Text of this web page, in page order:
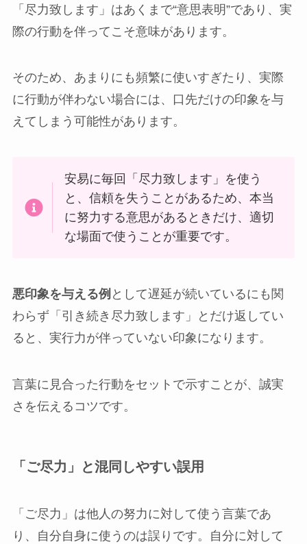
「尽力致します」はあくまで“意思表明”であり、実
際の行動を伴ってこそ意味があります。
そのため、あまりにも頻繁に使いすぎたり、実際
に行動が伴わない場合には、口先だけの印象を与
えてしまう可能性があります。
安易に毎回「尽力致します」を使う
と、信頼を失うことがあるため、本当
に努力する意思があるときだけ、適切
な場面で使うことが重要です。
悪印象を与える例 として遅延が続いているにも関
わらず「引き続き尽力致します」とだけ返してい
ると、実行力が伴っていない印象になります。
言葉に見合った行動をセットで示すことが、誠実
さを伝えるコツです。
「ご尽力」と混同しやすい誤用
「ご尽力」は他人の努力に対して使う言葉であ
り、自分自身に使うのは誤りです。自分に対して